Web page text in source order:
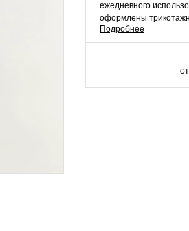
ежедневного
оформлены
строчка на манжетах
Этот джемпер
Подробнее